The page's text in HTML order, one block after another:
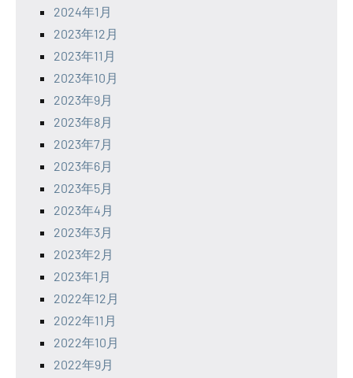
2024年1月
2023年12月
2023年11月
2023年10月
2023年9月
2023年8月
2023年7月
2023年6月
2023年5月
2023年4月
2023年3月
2023年2月
2023年1月
2022年12月
2022年11月
2022年10月
2022年9月